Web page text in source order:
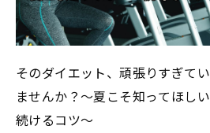
そのダイエット、頑張りすぎてい
ませんか？～夏こそ知ってほしい
続けるコツ～